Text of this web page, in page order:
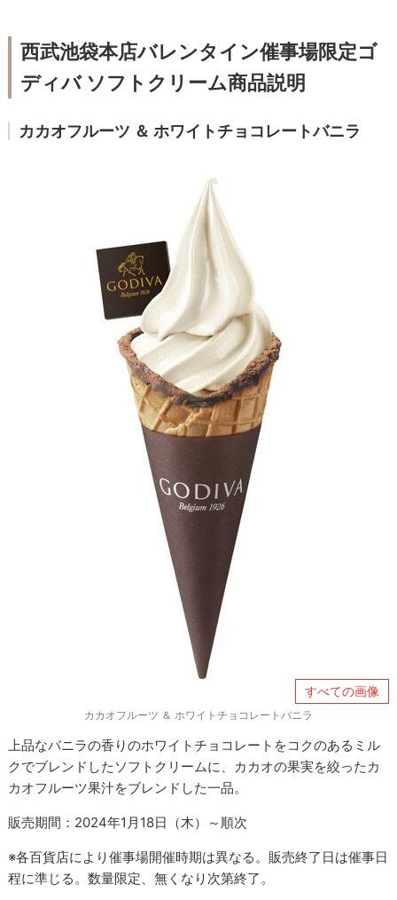
西武池袋本店バレンタイン催事場限定ゴ
ディバ ソフトクリーム商品説明
カカオフルーツ ＆ ホワイトチョコレートバニラ
すべての画像
カカオフルーツ ＆ ホワイトチョコレートバニラ
上品なバニラの香りのホワイトチョコレートをコクのあるミル
クでブレンドしたソフトクリームに、カカオの果実を絞ったカ
カオフルーツ果汁をブレンドした一品。
販売期間：2024年1月18日（木）～順次
※各百貨店により催事場開催時期は異なる。販売終了日は催事日
程に準じる。数量限定、無くなり次第終了。